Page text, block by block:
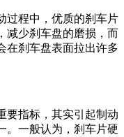
过程中，优质的刹车片
减少刹车盘的磨损，而
在刹车盘表面拉出许多
要指标，其实引起制动
。一般认为，刹车片硬